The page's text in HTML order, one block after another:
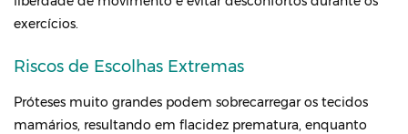
exercícios.
Riscos de Escolhas Extremas
Próteses muito grandes podem sobrecarregar os tecidos
mamários, resultando em flacidez prematura, enquanto